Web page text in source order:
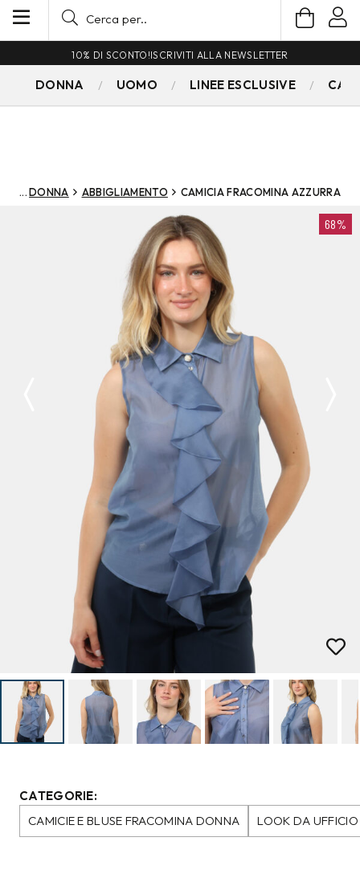
10% DI SCONTO!ISCRIVITI ALLA NEWSLETTER
DONNA UOMO LINEE ESCLUSIVE
DONNA ABBIGLIAMENTO CAMICIA FRACOMINA AZZURRA
68%
CATEGORIE:
CAMICIE E BLUSE FRACOMINA DONNA
LOOK DA